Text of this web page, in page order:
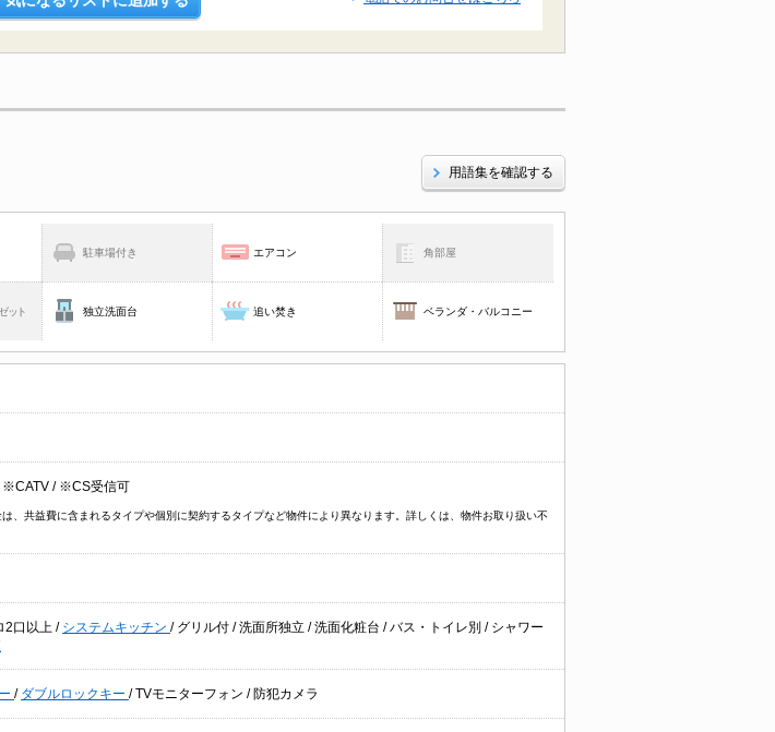
用語集を確認する
駐車場付き エアコン 角部屋
ット 独立洗面台 追い焚き ベランダ・バルコニー
※CATV / ※CS受信可
共益費に含まれるタイプや個別に契約するタイプなど物件により異なります。詳しくは、物件お取り扱い不
2口以上 / システムキッチン / グリル付 /洗面所独立 /洗面化粧台 /バス・トイレ別 / シャワー
/ ダブルロックキー /TVモニターフォン / 防犯カメラ